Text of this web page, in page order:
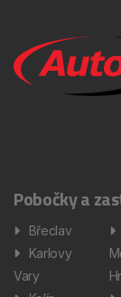
Pobočky a
Břeclav
Karlovy
Vary